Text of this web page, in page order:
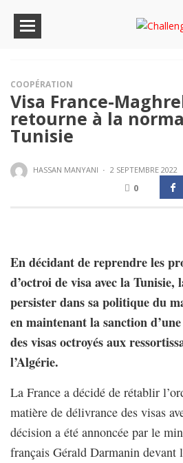
COOPÉRATION
Visa France-
retourne à la
Tunisie
HASSAN MANYANI · 2 SEPTEMBRE 2022
0
En décidant de reprendre les
d’octroi de visa avec la Tunisie,
persister dans sa politique du
en maintenant la sanction
des visas octroyés aux
l’Algérie.
La France a décidé de rétablir
matière de délivrance des visas
décision a été annoncée par le
français Gérald Darmanin devant